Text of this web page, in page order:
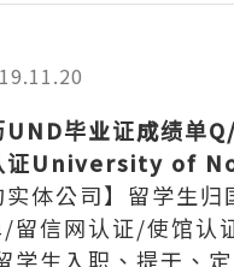
UND毕业证成绩单Q
University of
实体公司】留学生
/留信网认证/使馆
学生入职、提干、